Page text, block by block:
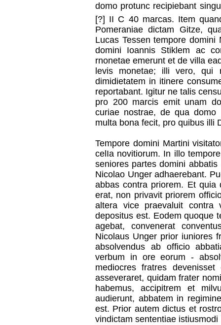
domo protunc recipiebant
[?] II C 40 marcas. Item
Pomeraniae dictam Gitze,
Lucas Tessen tempore
domini Ioannis Stiklem ac
rnonetae emerunt et de villa
levis monetae; illi vero, qui
dimidietatem in itinere
reportabant. Igitur ne talis
pro 200 marcis emit unam
curiae nostrae, de qua domo
multa bona fecit, pro quibus illi
Tempore domini Martini
celIa novitiorum. In illo
seniores partes domini
Nicolao Unger adhaerebant.
abbas contra priorem. Et quia
erat, non privavit priorem
altera vice praevaluit contra
depositus est. Eodem quoque
agebat, convenerat
Nicolaus Unger prior iuniores
absolvendus ab officio
verbum in ore eorum -
mediocres fratres
asseveraret, quidam frater
habemus, accipitrem et
audierunt, abbatem in
est. Prior autem dictus et
vindictam sententiae istiusmodi